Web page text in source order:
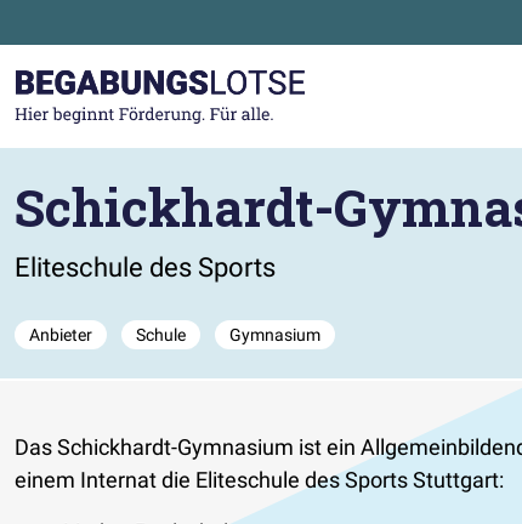
Zur Startseite gehen
Schickhardt-
Eliteschule des Sports
Anbieter Schule Gymnasium
Das Schickhardt-Gymnasium ist ein
einem Internat die Eliteschule des Sports Stuttgart: